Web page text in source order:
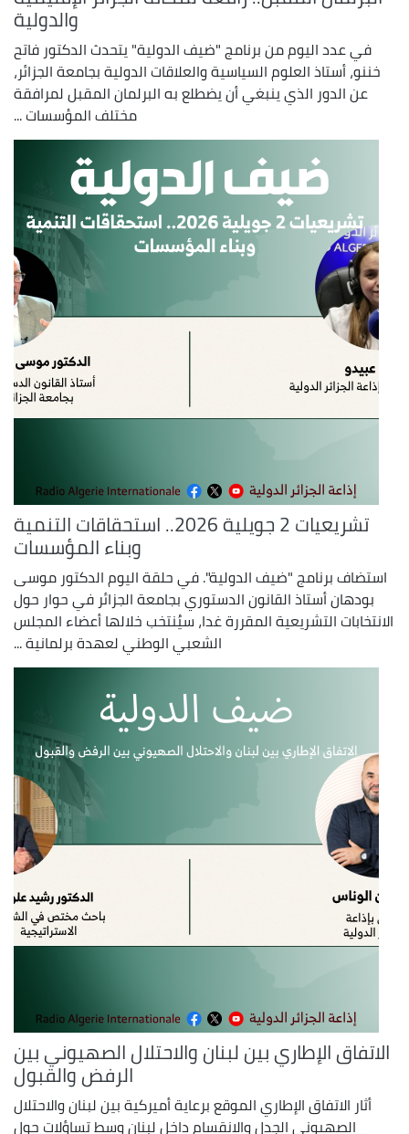
والدولية
في عدد اليوم من برنامج "ضيف الدولية" يتحدث الدكتور فاتح
خننو، أستاذ العلوم السياسية والعلاقات الدولية بجامعة الجزائر،
عن الدور الذي ينبغي أن يضطلع به البرلمان المقبل لمرافقة
مختلف المؤسسات ...
تشريعيات 2 جويلية 2026.. استحقاقات التنمية
وبناء المؤسسات
استضاف برنامج "ضيف الدولية". في حلقة اليوم الدكتور موسى
بودهان أستاذ القانون الدستوري بجامعة الجزائر في حوار حول
الانتخابات التشريعية المقررة غدا، سيُنتخب خلالها أعضاء المجلس
الشعبي الوطني لعهدة برلمانية ...
الاتفاق الإطاري بين لبنان والاحتلال الصهيوني بين
الرفض والقبول
أثار الاتفاق الإطاري الموقع برعاية أميركية بين لبنان والاحتلال
الصهيوني الجدل والانقسام داخل لبنان وسط تساؤلات حول